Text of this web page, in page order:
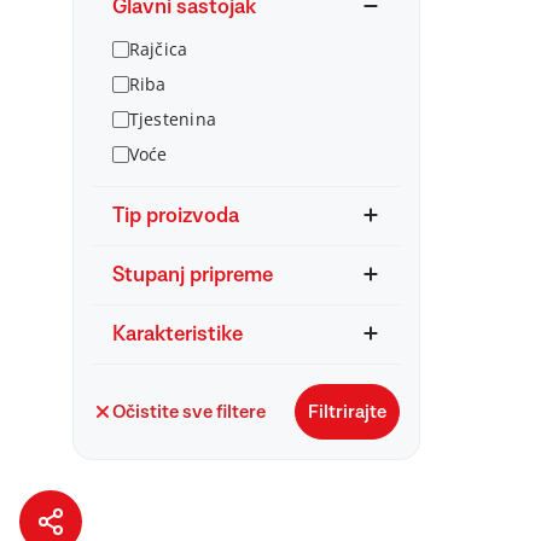
Glavni sastojak
Rajčica
Riba
Tjestenina
Voće
Tip proizvoda
Stupanj pripreme
Karakteristike
Očistite sve filtere Filtrirajte